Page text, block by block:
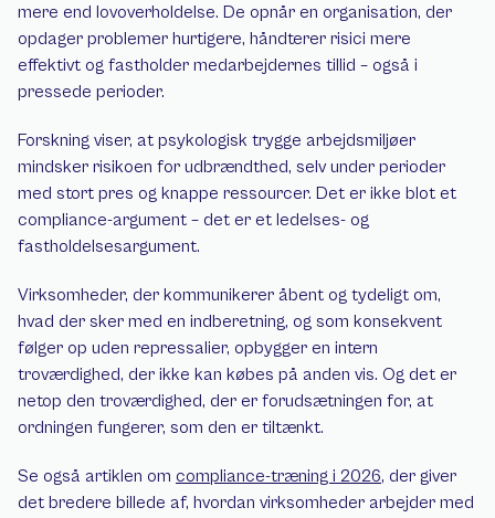
mere end lovoverholdelse. De opnår en organisation, der
opdager problemer hurtigere, håndterer risici mere
effektivt og fastholder medarbejdernes tillid – også i
pressede perioder.
Forskning viser, at psykologisk trygge arbejdsmiljøer
mindsker risikoen for udbrændthed, selv under perioder
med stort pres og knappe ressourcer. Det er ikke blot et
compliance-argument – det er et ledelses- og
fastholdelsesargument.
Virksomheder, der kommunikerer åbent og tydeligt om,
hvad der sker med en indberetning, og som konsekvent
følger op uden repressalier, opbygger en intern
troværdighed, der ikke kan købes på anden vis. Og det er
netop den troværdighed, der er forudsætningen for, at
ordningen fungerer, som den er tiltænkt.
Se også artiklen om compliance-træning i 2026, der giver
det bredere billede af, hvordan virksomheder arbejder med